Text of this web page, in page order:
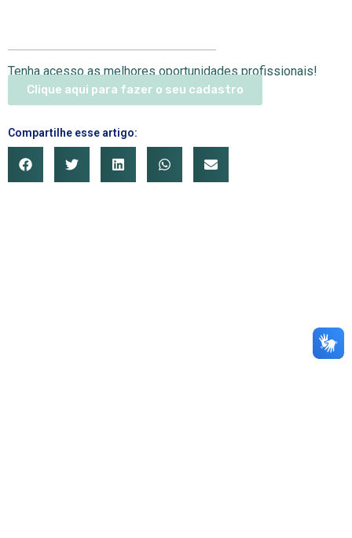
Tenha acesso as melhores oportunidades profissionais!
Clique aqui para fazer o seu cadastro
Compartilhe esse artigo: